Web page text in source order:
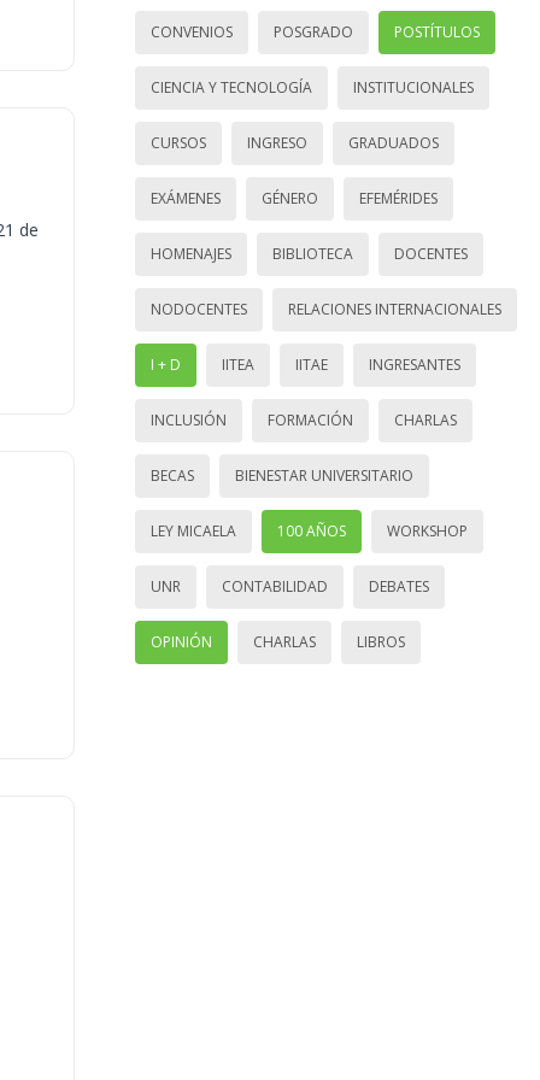
de
CONVENIOS POSGRADO POSTÍTULOS
CIENCIA Y TECNOLOGÍA INSTITUCIONALES
CURSOS INGRESO GRADUADOS
EXÁMENES GÉNERO EFEMÉRIDES
HOMENAJES BIBLIOTECA DOCENTES
NODOCENTES RELACIONES INTERNACIONALES
I + D IITEA IITAE INGRESANTES
INCLUSIÓN FORMACIÓN CHARLAS
BECAS BIENESTAR UNIVERSITARIO
LEY MICAELA 100 AÑOS WORKSHOP
UNR CONTABILIDAD DEBATES
OPINIÓN CHARLAS LIBROS